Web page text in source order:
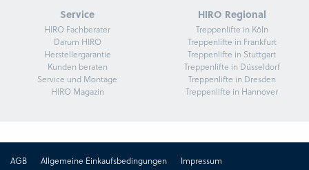
Service
HIRO Fachberater
Darum HIRO
Herstellergarantie
Kunden beraten
Service und Montage
HIRO Magazin
HIRO Regional
Treppenlifte in Köln
Treppenlifte in Frankfurt
Treppenlifte in Stuttgart
Treppenlifte in Düsseldorf
Treppenlifte in Dresden
Treppenlifte in Hannover
AGB Allgemeine Einkaufsbedingungen
Impressum